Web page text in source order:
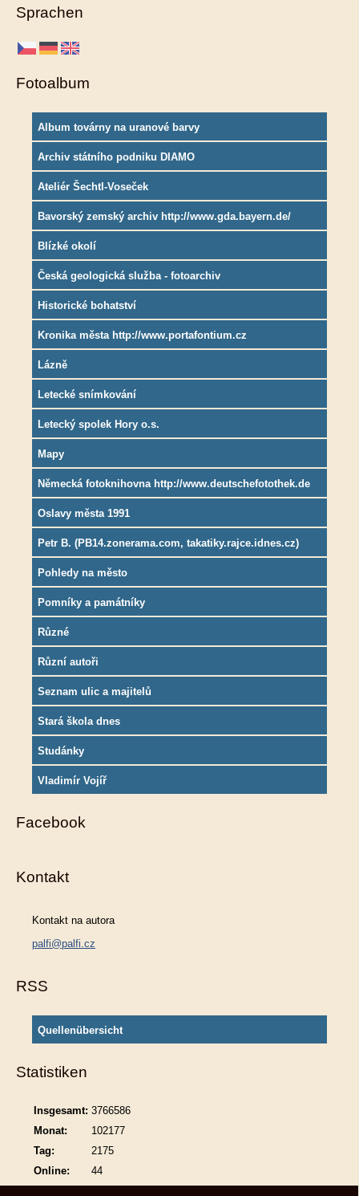
Sprachen
Fotoalbum
Album továrny na uranové barvy
Archiv státního podniku DIAMO
Ateliér Šechtl-Voseček
Bavorský zemský archiv http://www.gda.bayern.de/
Blízké okolí
Česká geologická služba - fotoarchiv
Historické bohatství
Kronika města http://www.portafontium.cz
Lázně
Letecké snímkování
Letecký spolek Hory o.s.
Mapy
Německá fotoknihovna http://www.deutschefotothek.de
Oslavy města 1991
Petr B. (PB14.zonerama.com, takatiky.rajce.idnes.cz)
Pohledy na město
Pomníky a památníky
Různé
Různí autoři
Seznam ulic a majitelů
Stará škola dnes
Studánky
Vladimír Vojíř
Facebook
Kontakt
Kontakt na autora
palfi@palfi.cz
RSS
Quellenübersicht
Statistiken
Online: 44
Insgesamt: 3766586
Monat:
102177
Tag:
2175